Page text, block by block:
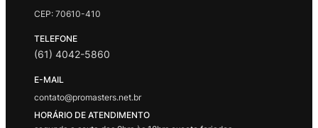
CEP: 70610-410
TELEFONE
(61) 4042-5860
E-MAIL
contato@promasters.net.br
HORÁRIO DE ATENDIMENTO